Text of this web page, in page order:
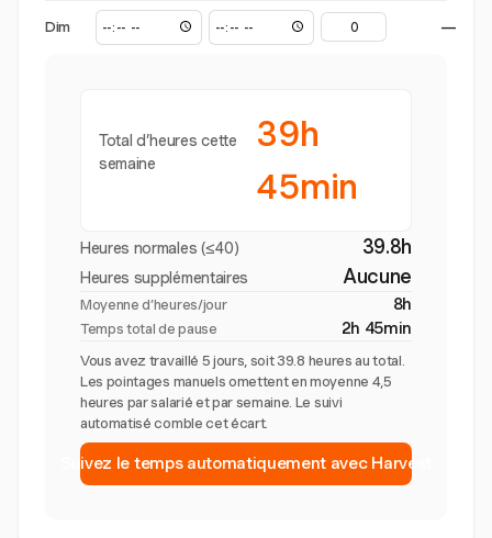
Dim —
Total d’heures cette
semaine
39h
45min
Heures normales (≤40) 39.8h
Heures supplémentaires Aucune
Moyenne d’heures/jour 8h
Temps total de pause 2h 45min
Vous avez travaillé 5 jours, soit 39.8 heures au total.
Les pointages manuels omettent en moyenne 4,5
heures par salarié et par semaine. Le suivi
automatisé comble cet écart.
Suivez le temps automatiquement avec Harvest